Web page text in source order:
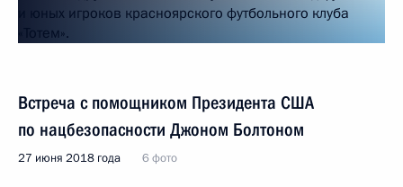
Встреча с помощником Президента США
по нацбезопасности Джоном Болтоном
27 июня 2018 года 6 фото